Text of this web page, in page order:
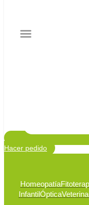
Hacer pedido
Homeopatía
InfantilÓptica